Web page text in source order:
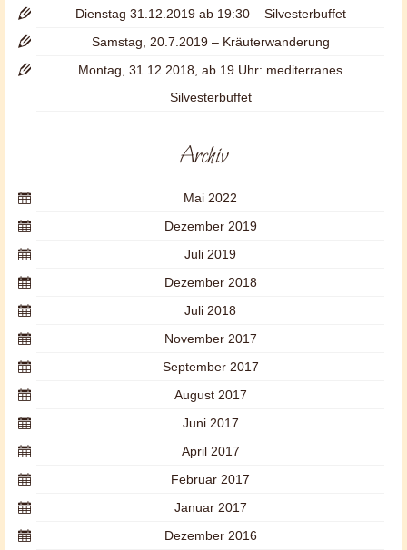
Dienstag 31.12.2019 ab 19:30 – Silvesterbuffet
Samstag, 20.7.2019 – Kräuterwanderung
Montag, 31.12.2018, ab 19 Uhr: mediterranes
Silvesterbuffet
Archiv
Mai 2022
Dezember 2019
Juli 2019
Dezember 2018
Juli 2018
November 2017
September 2017
August 2017
Juni 2017
April 2017
Februar 2017
Januar 2017
Dezember 2016